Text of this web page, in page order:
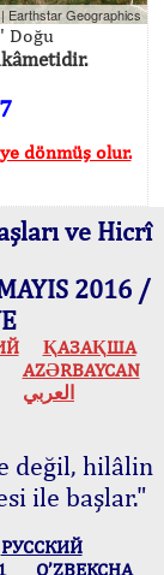
| Earthstar Geographics
Doğu
dönmüş olur.
ve Hicrî
2016 /
ҚАЗАҚША
AZӘRBAYCAN
العربي
değil, hilâlin
ile başlar."
РУССКИЙ
O’ZBEKCHA